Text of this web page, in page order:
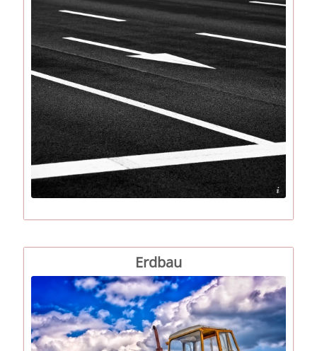
a>
Erdbau